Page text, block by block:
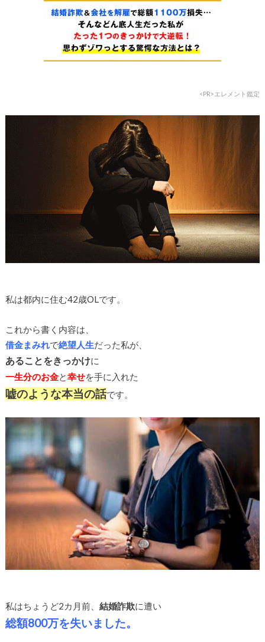
<PR>エレメント鑑定
私は都内に住む42歳OLです。
これから書く内容は、
借金まみれで絶望人生だった私が、
あることをきっかけに
一生分のお金と幸せを手に入れた
嘘のような本当の話です。
私はちょうど2カ月前、 結婚詐欺に遭い
総額800万を失いました。